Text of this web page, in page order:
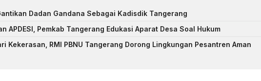
Dadan Gandana Sebagai Kadisdik Tangerang
APDESI, Pemkab Tangerang Edukasi Aparat Desa Soal Hukum
Kekerasan, RMI PBNU Tangerang Dorong Lingkungan Pesantren Aman